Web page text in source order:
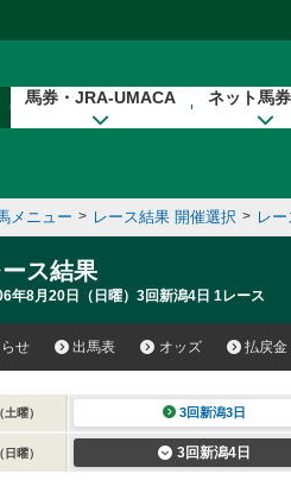
馬券・JRA-UMACA ネット馬
メニュー > レース結果 開催選択 > レ
ース結果
年8月20日（日曜）3回新潟4日 1レース
せ 出馬表 オッズ 払戻金
（土曜） 3回新潟3日
（日曜） 3回新潟4日